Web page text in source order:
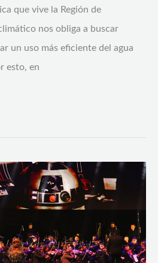
que vive la Región de
nos obliga a buscar
un uso más eficiente del agua
esto, en